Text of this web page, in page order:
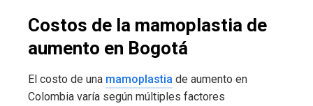
Costos de la mamoplastia de
aumento en Bogotá
El costo de una mamoplastia de aumento en
Colombia varía según múltiples factores